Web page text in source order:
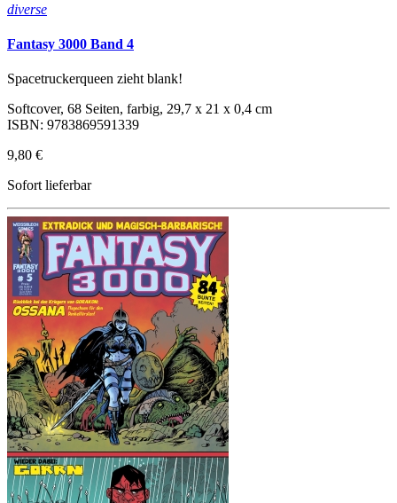
diverse
Fantasy 3000 Band 4
Spacetruckerqueen zieht blank!
Softcover, 68 Seiten, farbig, 29,7 x 21 x 0,4 cm
ISBN: 9783869591339
9,80 €
Sofort lieferbar